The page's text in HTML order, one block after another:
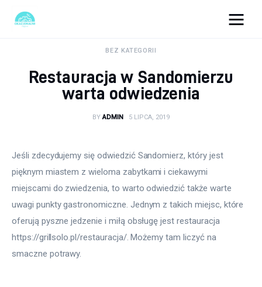
Turystyka
Uroda
Więcej
BEZ KATEGORII
Restauracja w Sandomierzu
warta odwiedzenia
BY ADMIN 5 LIPCA, 2019
Jeśli zdecydujemy się odwiedzić Sandomierz, który jest
pięknym miastem z wieloma zabytkami i ciekawymi
miejscami do zwiedzenia, to warto odwiedzić także warte
uwagi punkty gastronomiczne. Jednym z takich miejsc, które
oferują pyszne jedzenie i miłą obsługę jest restauracja
https://grillsolo.pl/restauracja/. Możemy tam liczyć na
smaczne potrawy.